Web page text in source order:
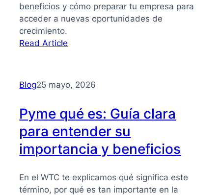
beneficios y cómo preparar tu empresa para
acceder a nuevas oportunidades de
crecimiento.
Read Article
para
PYMES
Blog25 mayo, 2026
Pyme qué es: Guía clara
para entender su
importancia y beneficios
En el WTC te explicamos qué significa este
término, por qué es tan importante en la